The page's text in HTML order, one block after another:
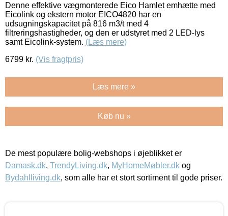
Denne effektive vægmonterede Eico Hamlet emhætte med
Eicolink og ekstern motor EICO4820 har en
udsugningskapacitet på 816 m3/t med 4
filtreringshastigheder, og den er udstyret med 2 LED-lys
samt Eicolink-system. (Læs mere)
6799 kr. (Vis fragtpris)
Læs mere »
Køb nu »
De mest populære bolig-webshops i øjeblikket er
Damask.dk, TrendyLiving.dk, MyHomeMøbler.dk og
Bydahlliving.dk, som alle har et stort sortiment til gode priser.